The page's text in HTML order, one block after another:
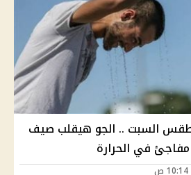
السبت .. الجو هيقلب صيف
في الحرارة